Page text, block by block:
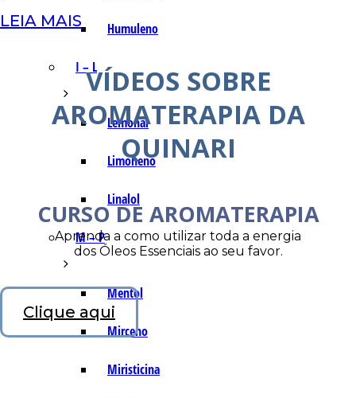
Humuleno
I – L
Lemonal
Limoneno
Linalol
M – P
Mentol
Mirceno
Miristicina
LEIA MAIS
VÍDEOS SOBRE
AROMATERAPIA DA
QUINARI
CURSO DE AROMATERAPIA
Aprenda a como utilizar toda a energia
dos Óleos Essenciais ao seu favor.
Clique aqui